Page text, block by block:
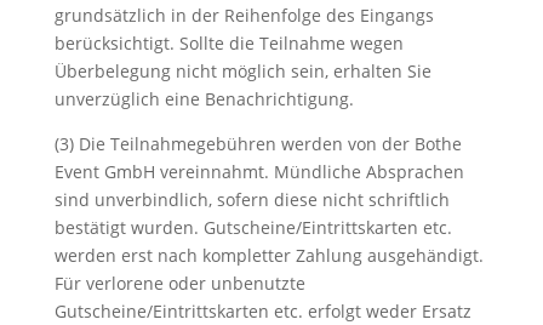
grundsätzlich in der Reihenfolge des Eingangs
berücksichtigt. Sollte die Teilnahme wegen
Überbelegung nicht möglich sein, erhalten Sie
unverzüglich eine Benachrichtigung.
(3) Die Teilnahmegebühren werden von der Bothe
Event GmbH vereinnahmt. Mündliche Absprachen
sind unverbindlich, sofern diese nicht schriftlich
bestätigt wurden. Gutscheine/Eintrittskarten etc.
werden erst nach kompletter Zahlung ausgehändigt.
Für verlorene oder unbenutzte
Gutscheine/Eintrittskarten etc. erfolgt weder Ersatz